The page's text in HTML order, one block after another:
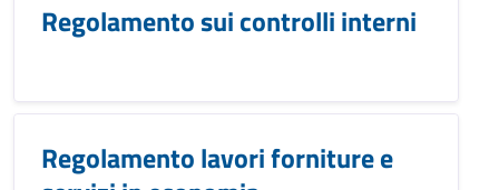
Regolamento sui controlli interni
Regolamento lavori forniture e